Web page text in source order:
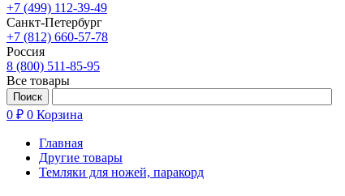
+7 (499) 112-39-49
Санкт-Петербург
+7 (812) 660-57-78
Россия
8 (800) 511-85-95
Все товары
0 ₽ 0 Корзина
Главная
Другие товары
Темляки для ножей, паракорд